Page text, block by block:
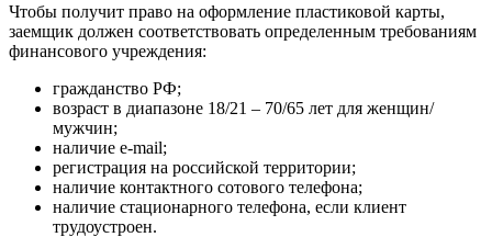
Чтобы получит право на оформление пластиковой карты,
заемщик должен соответствовать определенным требованиям
финансового учреждения:
гражданство РФ;
возраст в диапазоне 18/21 – 70/65 лет для женщин/
мужчин;
наличие e-mail;
регистрация на российской территории;
наличие контактного сотового телефона;
наличие стационарного телефона, если клиент
трудоустроен.